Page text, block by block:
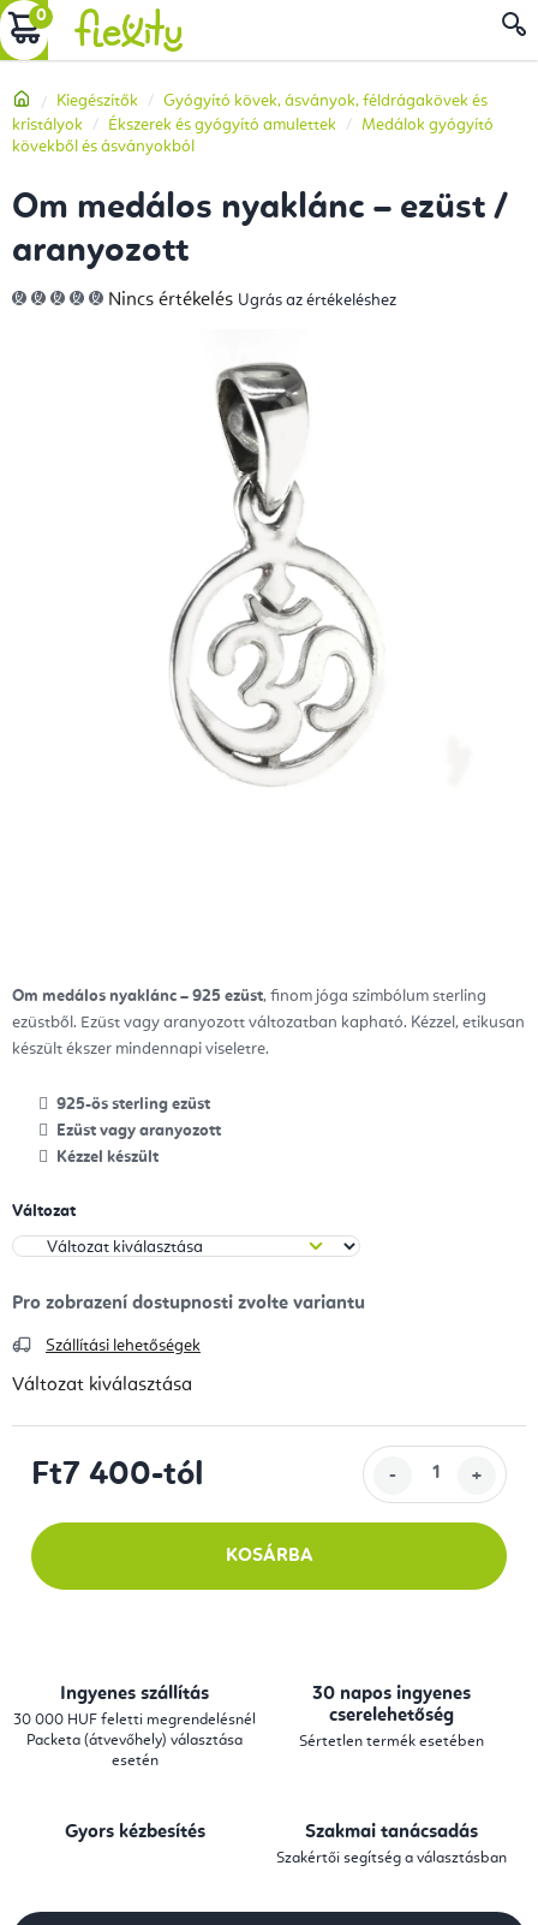
Ugrás
a
tartalomhoz
KOSÁR
Kezdőlap
Kiegészítők
Gyógyító kövek, ásványok, féldrágakövek és
kristályok
Ékszerek és gyógyító amulettek
Medálok gyógyító
kövekből és ásványokból
Om medálos nyaklánc – 925 ezüst, finom jóga szimbólum sterling
ezüstből. Ezüst vagy aranyozott változatban kapható. Kézzel, etikusan
készült ékszer mindennapi viseletre.
925-ös sterling ezüst
Ezüst vagy aranyozott
Kézzel készült
Változat
Szállítási lehetőségek
Változat kiválasztása
Ft7 400-tól
KOSÁRBA
Om medálos nyaklánc – ezüst /
aranyozott
A
termék
Nincs értékelés Ugrás az értékeléshez
Ingyenes szállítás
30 000 HUF feletti megrendelésnél
Packeta (átvevőhely) választása
esetén
30 napos ingyenes
cserelehetőség
Sértetlen termék esetében
Gyors kézbesítés Szakmai tanácsadás
Szakértői segítség a választásban